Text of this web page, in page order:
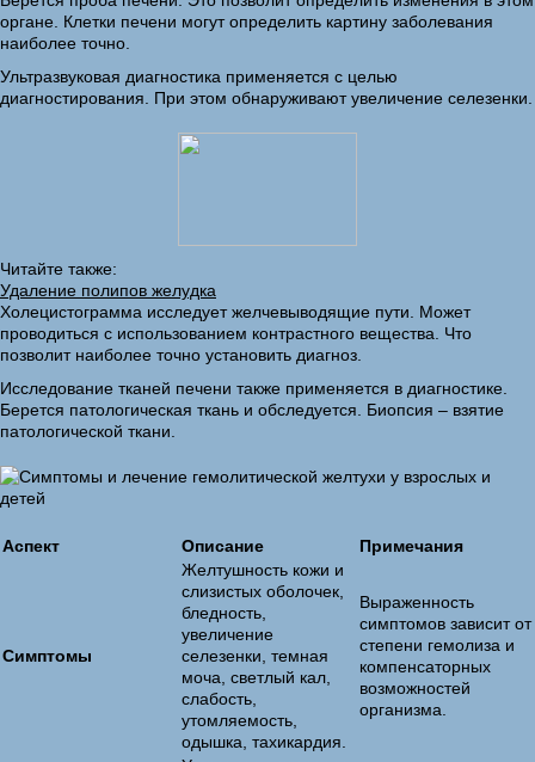
органе. Клетки печени могут определить картину заболевания
наиболее точно.
Ультразвуковая диагностика применяется с целью
диагностирования. При этом обнаруживают увеличение селезенки.
Читайте также:
Удаление полипов желудка
Холецистограмма исследует желчевыводящие пути. Может
проводиться с использованием контрастного вещества. Что
позволит наиболее точно установить диагноз.
Исследование тканей печени также применяется в диагностике.
Берется патологическая ткань и обследуется. Биопсия – взятие
патологической ткани.
Аспект Описание Примечания
Симптомы
Желтушность кожи и
слизистых оболочек,
бледность,
увеличение
селезенки, темная
моча, светлый кал,
слабость,
утомляемость,
одышка, тахикардия.
Выраженность
симптомов зависит от
степени гемолиза и
компенсаторных
возможностей
организма.